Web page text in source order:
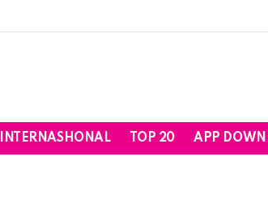
INTERNASHONAL TOP 20 APP